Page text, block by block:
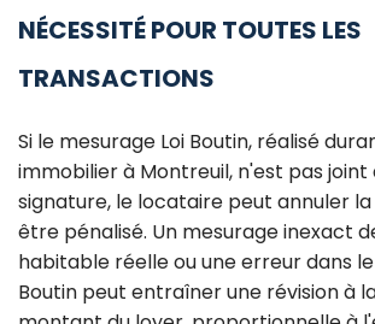
NÉCESSITÉ POUR TOUTES LES
TRANSACTIONS
Si le mesurage Loi Boutin, réalisé
immobilier à Montreuil, n'est pas joint
signature, le locataire peut annuler
être pénalisé. Un mesurage inexact
habitable réelle ou une erreur dans
Boutin peut entraîner une révision à